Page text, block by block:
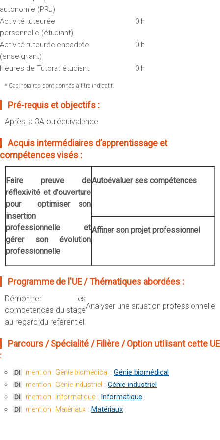
Sportives)
UFR FS (Chimie, Mathématique, Physique)
UFR Biosciences (Biologie, Biochimie)
GEP (Génie Electrique des Procédés - Département composante)
Informatique (Département Composante)
Plan et accès
OUTILS
Intranet des personnels
Moodle
Messagerie
Stage et emploi
Portefeuille d'Expériences et
Fermer
autonomie (PRJ)
Activité tuteurée
personnelle (étudiant)
0 h
Activité tuteurée encadrée
(enseignant)
0 h
Heures de Tutorat étudiant 0 h
* Ces horaires sont donnés à titre indicatif.
Pré-requis et objectifs :
Après la 3A ou équivalence
Acquis intermédiaires d’apprentissage et
compétences visés :
Faire preuve de
réflexivité et d'ouverture
pour optimiser son
insertion
professionnelle et
gérer son évolution
professionnelle
Autoévaluer ses compétences
Affiner son projet professionnel
Programme de l'UE / Thématiques abordées :
Analyser une situation professionnelle
Démontrer les
compétences du stage
au regard du référentiel
Parcours / Spécialité / Filière / Option utilisant cette UE
:
DI mention : Génie biomédical : Génie biomédical
DI mention : Génie industriel : Génie industriel
DI mention : Informatique : Informatique
DI mention : Matériaux : Matériaux